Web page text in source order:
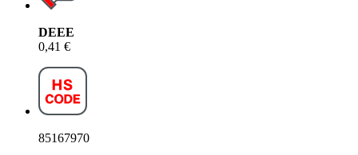
DEEE
0,41 €
85167970